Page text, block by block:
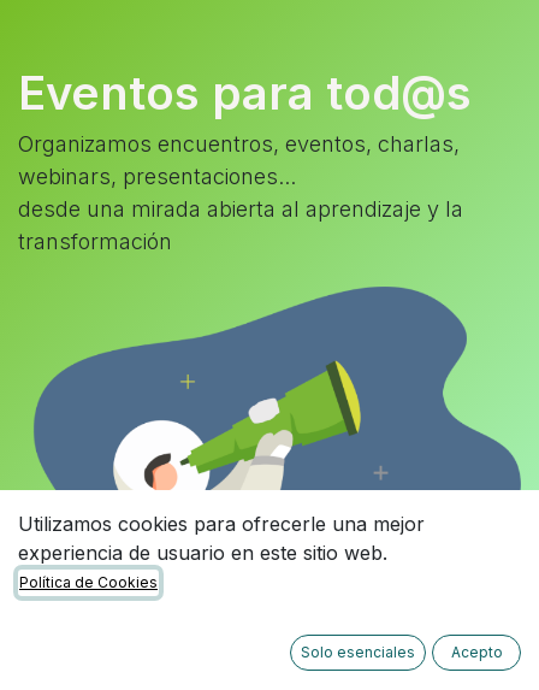
Eventos para tod@s
Organizamos encuentros, eventos, charlas,
webinars, presentaciones...
desde una mirada abierta al aprendizaje y la
transformación
Utilizamos cookies para ofrecerle una mejor
experiencia de usuario en este sitio web.
Política de Cookies
Solo esenciales Acepto